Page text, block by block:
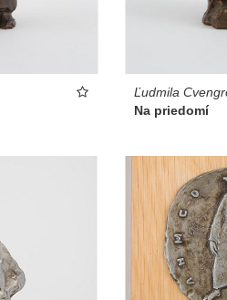
Ľudmila
Na priedomí